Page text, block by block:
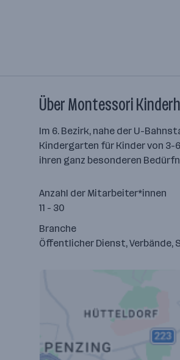
Über Montessori
Im 6. Bezirk, nahe der U-
Kindergarten für Kinder von
ihren ganz besonderen
Anzahl der Mitarbeiter*innen
11 - 30
Branche
Öffentlicher Dienst, Verbände,